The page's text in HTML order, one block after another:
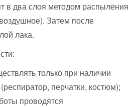
в два слоя методом распыления
Затем после
лака.
только при наличии
перчатки, костюм);
проводятся